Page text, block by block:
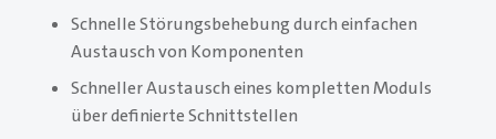
Schnelle Störungsbehebung durch einfachen
Austausch von Komponenten
Schneller Austausch eines kompletten Moduls
über definierte Schnittstellen